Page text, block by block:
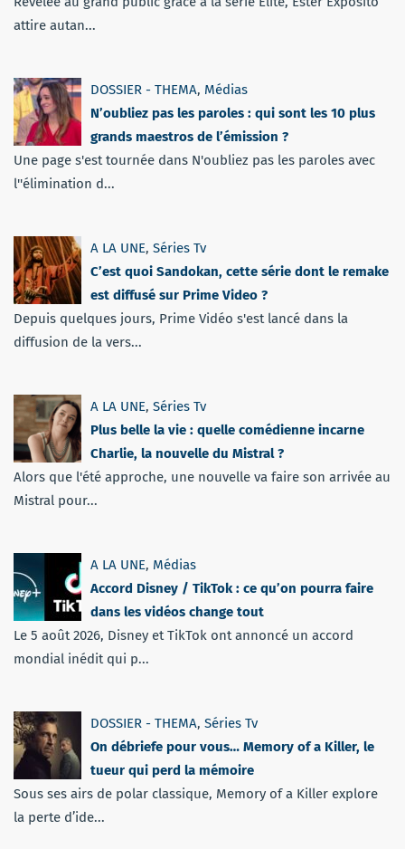
attire autan...
DOSSIER - THEMA, Médias
N’oubliez pas les paroles : qui sont les 10 plus
grands maestros de l’émission ?
Une page s'est tournée dans N'oubliez pas les paroles avec
l''élimination d...
A LA UNE, Séries Tv
C’est quoi Sandokan, cette série dont le remake
est diffusé sur Prime Video ?
Depuis quelques jours, Prime Vidéo s'est lancé dans la
diffusion de la vers...
A LA UNE, Séries Tv
Plus belle la vie : quelle comédienne incarne
Charlie, la nouvelle du Mistral ?
Alors que l'été approche, une nouvelle va faire son arrivée au
Mistral pour...
A LA UNE, Médias
Accord Disney / TikTok : ce qu’on pourra faire
dans les vidéos change tout
Le 5 août 2026, Disney et TikTok ont annoncé un accord
mondial inédit qui p...
DOSSIER - THEMA, Séries Tv
On débriefe pour vous… Memory of a Killer, le
tueur qui perd la mémoire
Sous ses airs de polar classique, Memory of a Killer explore
la perte d’ide...